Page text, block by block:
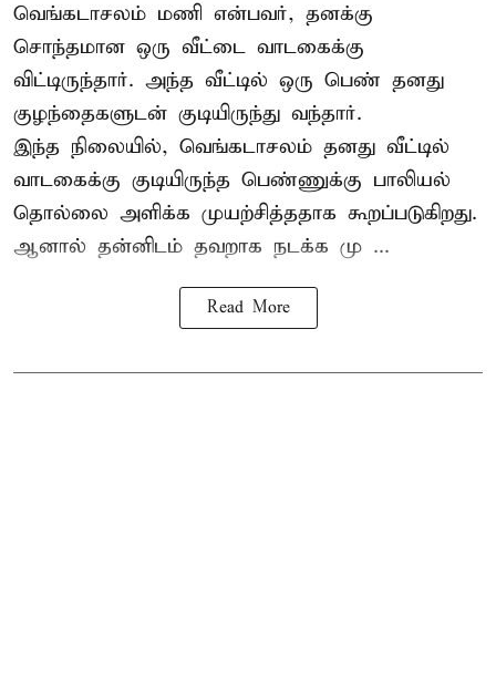
வெங்கடாசலம் மணி என்பவர், தனக்கு
சொந்தமான ஒரு வீட்டை வாடகைக்கு
விட்டிருந்தார். அந்த வீட்டில் ஒரு பெண் தனது
குழந்தைகளுடன் குடியிருந்து வந்தார்.
இந்த நிலையில், வெங்கடாசலம் தனது வீட்டில்
வாடகைக்கு குடியிருந்த பெண்ணுக்கு பாலியல்
தொல்லை அளிக்க முயற்சித்ததாக கூறப்படுகிறது.
ஆனால் தன்னிடம் தவறாக நடக்க மு ...
Read More